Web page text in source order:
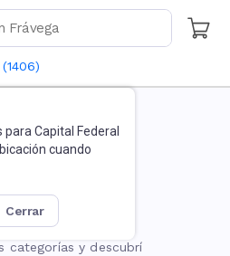
(1406)
para Capital Federal
cuando
cerrar
no existe
categorías y descubrí